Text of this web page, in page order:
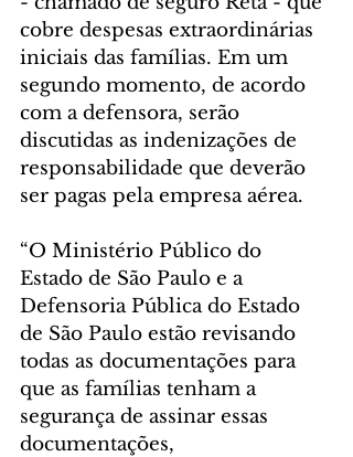
cobre despesas extraordinárias
iniciais das famílias. Em um
segundo momento, de acordo
com a defensora, serão
discutidas as indenizações de
responsabilidade que deverão
ser pagas pela empresa aérea.
“O Ministério Público do
Estado de São Paulo e a
Defensoria Pública do Estado
de São Paulo estão revisando
todas as documentações para
que as famílias tenham a
segurança de assinar essas
documentações,